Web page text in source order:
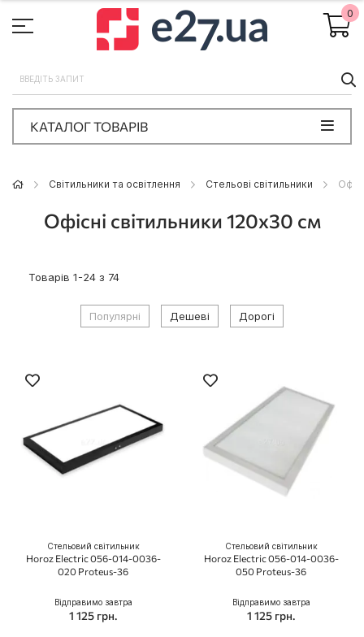
0
КАТАЛОГ ТОВАРІВ
Світильники та освітлення Стельові світильники
Офісні світильники 120x30 см
Товарів 1-24 з 74
Популярні Дешеві Дорогі
Стельовий світильник
Horoz Electric 056-014-0036-
020 Proteus-36
Відправимо завтра
1 125 грн.
Стельовий світильник
Horoz Electric 056-014-0036-
050 Proteus-36
Відправимо завтра
1 125 грн.